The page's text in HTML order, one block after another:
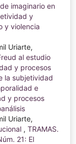
imaginario en
y
y violencia
Uriarte,
al estudio
y procesos
la subjetividad
e
y procesos
Uriarte,
, TRAMAS.
21: El